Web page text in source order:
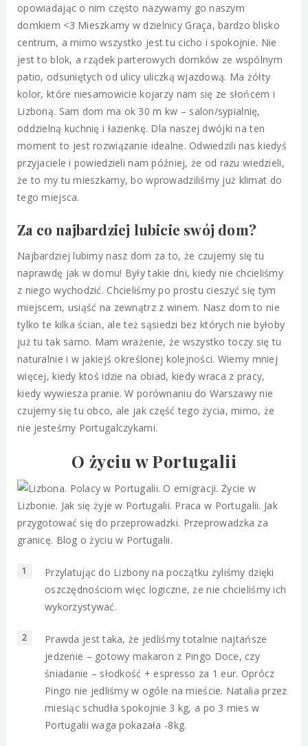
opowiadając o nim często nazywamy go naszym
domkiem <3 Mieszkamy w dzielnicy Graça, bardzo blisko
centrum, a mimo wszystko jest tu cicho i spokojnie. Nie
jest to blok, a rządek parterowych domków ze wspólnym
patio, odsuniętych od ulicy uliczką wjazdową. Ma żółty
kolor, które niesamowicie kojarzy nam się ze słońcem i
Lizboną. Sam dom ma ok 30 m kw – salon/sypialnię,
oddzielną kuchnię i łazienkę. Dla naszej dwójki na ten
moment to jest rozwiązanie idealne. Odwiedzili nas kiedyś
przyjaciele i powiedzieli nam później, że od razu wiedzieli,
że to my tu mieszkamy, bo wprowadziliśmy już klimat do
tego miejsca.
Za co najbardziej lubicie swój dom?
Najbardziej lubimy nasz dom za to, że czujemy się tu
naprawdę jak w domu! Były takie dni, kiedy nie chcieliśmy
z niego wychodzić. Chcieliśmy po prostu cieszyć się tym
miejscem, usiąść na zewnątrz z winem. Nasz dom to nie
tylko te kilka ścian, ale też sąsiedzi bez których nie byłoby
już tu tak samo. Mam wrażenie, że wszystko toczy się tu
naturalnie i w jakiejś określonej kolejności. Wiemy mniej
więcej, kiedy ktoś idzie na obiad, kiedy wraca z pracy,
kiedy wywiesza pranie. W porównaniu do Warszawy nie
czujemy się tu obco, ale jak część tego życia, mimo, że
nie jesteśmy Portugalczykami.
O życiu w Portugalii
Przylatując do Lizbony na początku żyliśmy dzięki
oszczędnościom więc logiczne, że nie chcieliśmy ich
wykorzystywać.
Prawda jest taka, że jedliśmy totalnie najtańsze
jedzenie – gotowy makaron z Pingo Doce, czy
śniadanie – słodkość + espresso za 1 eur. Oprócz
Pingo nie jedliśmy w ogóle na mieście. Natalia przez
miesiąc schudła spokojnie 3 kg, a po 3 mies w
Portugalii waga pokazała -8kg.